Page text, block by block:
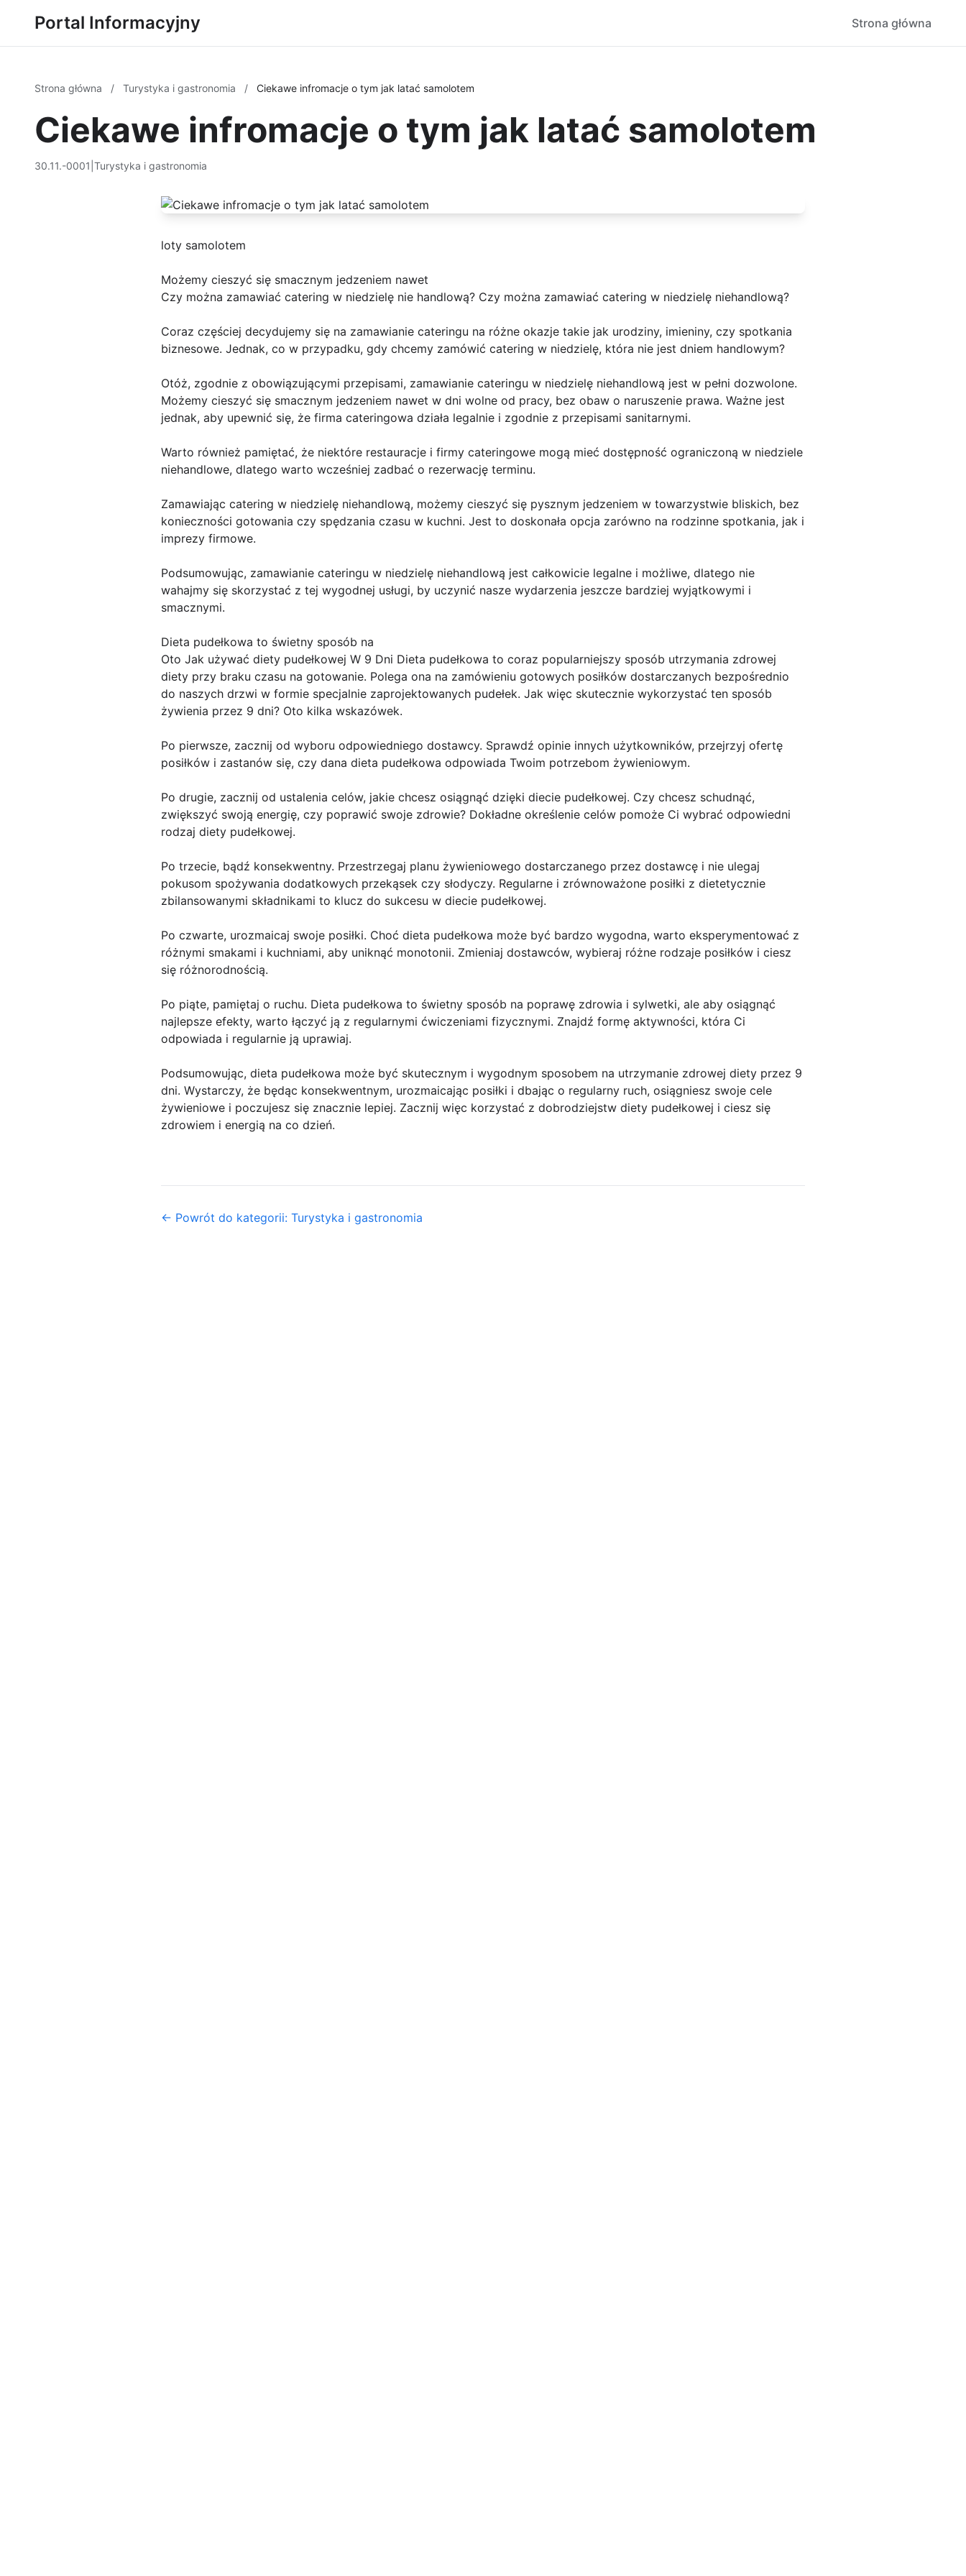
Portal Informacyjny Strona główna
Strona główna / Turystyka i gastronomia / Ciekawe infromacje o tym jak latać samolotem
Ciekawe infromacje o tym jak latać samolotem
30.11.-0001 Turystyka i gastronomia
loty samolotem
Możemy cieszyć się smacznym jedzeniem nawet
Czy można zamawiać catering w niedzielę nie handlową? Czy można zamawiać catering w niedzielę niehandlową?
Coraz częściej decydujemy się na zamawianie cateringu na różne okazje takie jak urodziny, imieniny, czy spotkania
biznesowe. Jednak, co w przypadku, gdy chcemy zamówić catering w niedzielę, która nie jest dniem handlowym?
Otóż, zgodnie z obowiązującymi przepisami, zamawianie cateringu w niedzielę niehandlową jest w pełni dozwolone.
Możemy cieszyć się smacznym jedzeniem nawet w dni wolne od pracy, bez obaw o naruszenie prawa. Ważne jest
jednak, aby upewnić się, że firma cateringowa działa legalnie i zgodnie z przepisami sanitarnymi.
Warto również pamiętać, że niektóre restauracje i firmy cateringowe mogą mieć dostępność ograniczoną w niedziele
niehandlowe, dlatego warto wcześniej zadbać o rezerwację terminu.
Zamawiając catering w niedzielę niehandlową, możemy cieszyć się pysznym jedzeniem w towarzystwie bliskich, bez
konieczności gotowania czy spędzania czasu w kuchni. Jest to doskonała opcja zarówno na rodzinne spotkania, jak i
imprezy firmowe.
Podsumowując, zamawianie cateringu w niedzielę niehandlową jest całkowicie legalne i możliwe, dlatego nie
wahajmy się skorzystać z tej wygodnej usługi, by uczynić nasze wydarzenia jeszcze bardziej wyjątkowymi i
smacznymi.
Dieta pudełkowa to świetny sposób na
Oto Jak używać diety pudełkowej W 9 Dni Dieta pudełkowa to coraz popularniejszy sposób utrzymania zdrowej
diety przy braku czasu na gotowanie. Polega ona na zamówieniu gotowych posiłków dostarczanych bezpośrednio
do naszych drzwi w formie specjalnie zaprojektowanych pudełek. Jak więc skutecznie wykorzystać ten sposób
żywienia przez 9 dni? Oto kilka wskazówek.
Po pierwsze, zacznij od wyboru odpowiedniego dostawcy. Sprawdź opinie innych użytkowników, przejrzyj ofertę
posiłków i zastanów się, czy dana dieta pudełkowa odpowiada Twoim potrzebom żywieniowym.
Po drugie, zacznij od ustalenia celów, jakie chcesz osiągnąć dzięki diecie pudełkowej. Czy chcesz schudnąć,
zwiększyć swoją energię, czy poprawić swoje zdrowie? Dokładne określenie celów pomoże Ci wybrać odpowiedni
rodzaj diety pudełkowej.
Po trzecie, bądź konsekwentny. Przestrzegaj planu żywieniowego dostarczanego przez dostawcę i nie ulegaj
pokusom spożywania dodatkowych przekąsek czy słodyczy. Regularne i zrównoważone posiłki z dietetycznie
zbilansowanymi składnikami to klucz do sukcesu w diecie pudełkowej.
Po czwarte, urozmaicaj swoje posiłki. Choć dieta pudełkowa może być bardzo wygodna, warto eksperymentować z
różnymi smakami i kuchniami, aby uniknąć monotonii. Zmieniaj dostawców, wybieraj różne rodzaje posiłków i ciesz
się różnorodnością.
Po piąte, pamiętaj o ruchu. Dieta pudełkowa to świetny sposób na poprawę zdrowia i sylwetki, ale aby osiągnąć
najlepsze efekty, warto łączyć ją z regularnymi ćwiczeniami fizycznymi. Znajdź formę aktywności, która Ci
odpowiada i regularnie ją uprawiaj.
Podsumowując, dieta pudełkowa może być skutecznym i wygodnym sposobem na utrzymanie zdrowej diety przez 9
dni. Wystarczy, że będąc konsekwentnym, urozmaicając posiłki i dbając o regularny ruch, osiągniesz swoje cele
żywieniowe i poczujesz się znacznie lepiej. Zacznij więc korzystać z dobrodziejstw diety pudełkowej i ciesz się
zdrowiem i energią na co dzień.
← Powrót do kategorii: Turystyka i gastronomia